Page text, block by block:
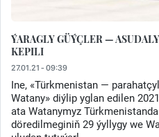
ÝARAGLY GÜÝÇLER —
KEPILI
27.01.21 - 09:39
Ine, «Türkmenistan —
Watany» diýlip yglan edilen
ata Watanymyz
döredilmeginiň 29 ýyllygy we